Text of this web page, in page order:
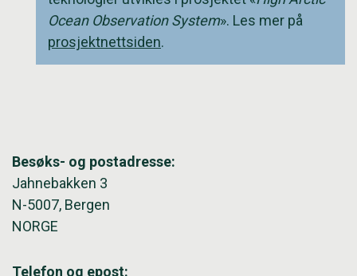
Ocean Observation System». Les mer på
prosjektnettsiden.
Besøks- og postadresse:
Jahnebakken 3
N-5007, Bergen
NORGE
Telefon og epost: